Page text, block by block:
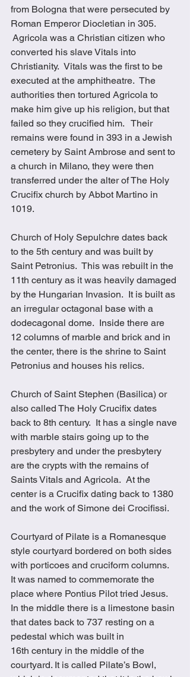
from Bologna that were persecuted by
Roman Emperor Diocletian in 305.
Agricola was a Christian citizen who
converted his slave Vitals into
Christianity.  Vitals was the first to be
executed at the amphitheatre.  The
authorities then tortured Agricola to
make him give up his religion, but that
failed so they crucified him.   Their
remains were found in 393 in a Jewish
cemetery by Saint Ambrose and sent to
a church in Milano, they were then
transferred under the alter of The Holy
Crucifix church by Abbot Martino in
1019.
Church of Holy Sepulchre dates back
to the 5th century and was built by
Saint Petronius.  This was rebuilt in the
11th century as it was heavily damaged
by the Hungarian Invasion.  It is built as
an irregular octagonal base with a
dodecagonal dome.  Inside there are
12 columns of marble and brick and in
the center, there is the shrine to Saint
Petronius and houses his relics.
Church of Saint Stephen (Basilica) or
also called The Holy Crucifix dates
back to 8th century.  It has a single nave
with marble stairs going up to the
presbytery and under the presbytery
are the crypts with the remains of
Saints Vitals and Agricola.  At the
center is a Crucifix dating back to 1380
and the work of Simone dei Crocifissi.
Courtyard of Pilate is a Romanesque
style courtyard bordered on both sides
with porticoes and cruciform columns.
It was named to commemorate the
place where Pontius Pilot tried Jesus.
In the middle there is a limestone basin
that dates back to 737 resting on a
pedestal which was built in
16th century in the middle of the
courtyard. It is called Pilate’s Bowl,